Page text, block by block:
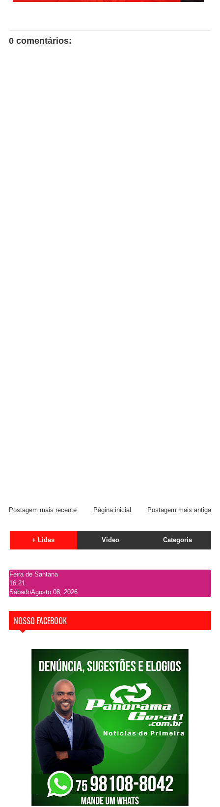
0 comentários:
Postagem mais recente Postagem mais antiga
Página inicial
+ Lidas Vídeo Categoria
Feira de Santana
16:21
SábadoAgosto 08, 2026
NOSSO FACEBOOK